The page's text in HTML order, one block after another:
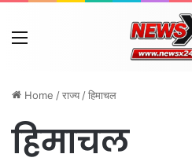
Menu
Home /राज्य /हिमाचल
हिमाचल